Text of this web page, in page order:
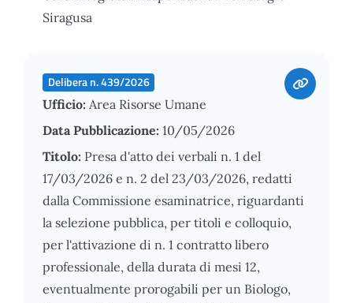
Siragusa
Delibera n. 439/2026
Ufficio: Area Risorse Umane
Data Pubblicazione: 10/05/2026
Titolo: Presa d'atto dei verbali n. 1 del
17/03/2026 e n. 2 del 23/03/2026, redatti
dalla Commissione esaminatrice, riguardanti
la selezione pubblica, per titoli e colloquio,
per l'attivazione di n. 1 contratto libero
professionale, della durata di mesi 12,
eventualmente prorogabili per un Biologo,